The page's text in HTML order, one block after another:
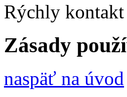
Rýchly kontakt
Zásady
naspäť na úvod